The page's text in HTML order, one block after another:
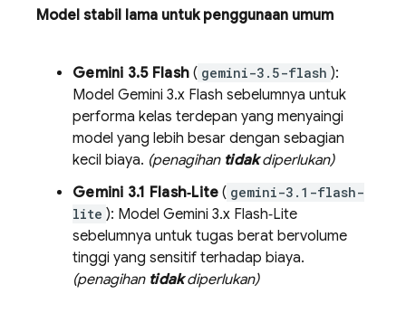
Model stabil lama untuk penggunaan umum
Gemini 3.5 Flash ( gemini-3.5-flash ):
Model Gemini 3.x Flash sebelumnya untuk
performa kelas terdepan yang menyaingi
model yang lebih besar dengan sebagian
kecil biaya. (penagihan tidakdiperlukan)
Gemini 3.1 Flash‑Lite ( gemini-3.1-flash-
lite ): Model Gemini 3.x Flash‑Lite
sebelumnya untuk tugas berat bervolume
tinggi yang sensitif terhadap biaya.
(penagihan tidakdiperlukan)